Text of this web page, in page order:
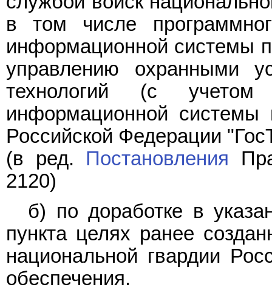
в том числе
информационной системы
управлению охранными
технологий (с учетом
информационной
Российской Федерации
(в ред. Постановления
2120)
б) по доработке в
пункта целях ранее
национальной гвардии
обеспечения.